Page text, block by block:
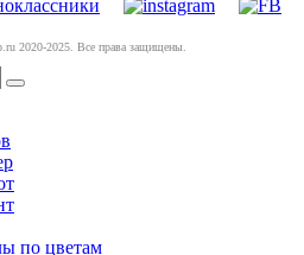
2020-2025. Все права защищены.
по цветам